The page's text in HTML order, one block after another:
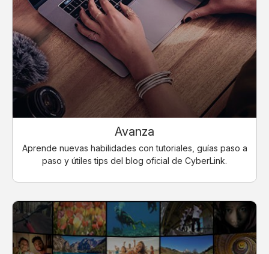
Avanza
Aprende nuevas habilidades con tutoriales, guías paso a
paso y útiles tips del blog oficial de CyberLink.